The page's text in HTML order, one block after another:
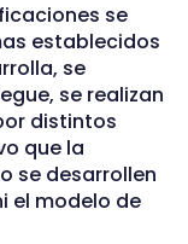
se
establecidos
se
se realizan
distintos
que la
se desarrollen
el modelo de